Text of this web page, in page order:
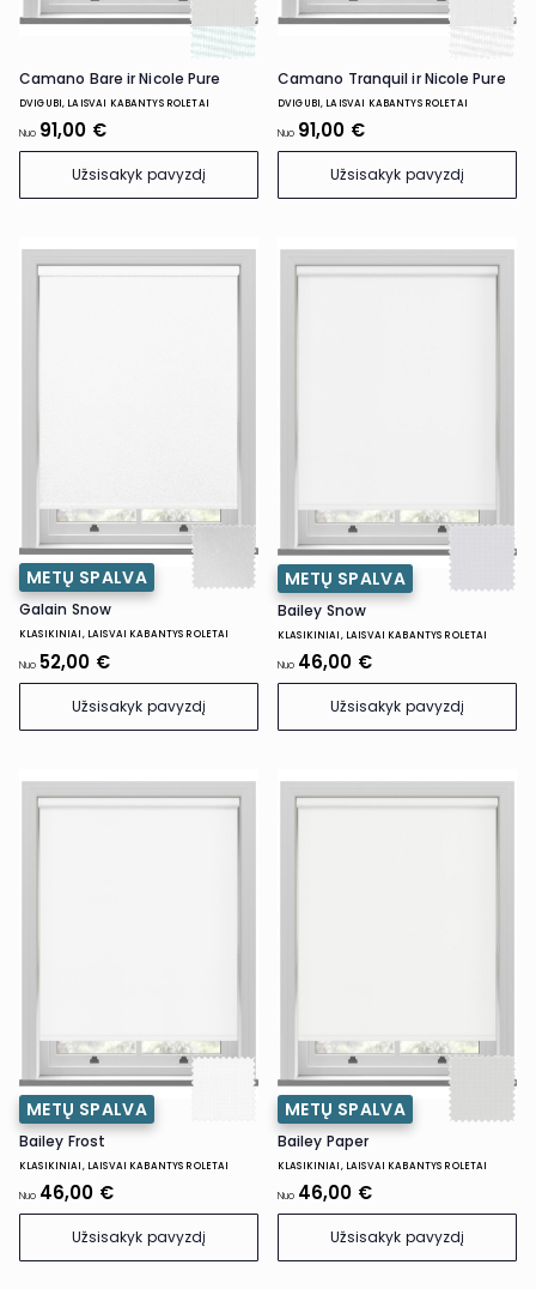
Camano Bare ir Nicole Pure
DVIGUBI, LAISVAI KABANTYS ROLETAI
Nuo 91,00 €
Užsisakyk pavyzdį
Camano Tranquil ir Nicole Pure
DVIGUBI, LAISVAI KABANTYS ROLETAI
Nuo 91,00 €
Užsisakyk pavyzdį
METŲ SPALVA
Galain Snow
KLASIKINIAI, LAISVAI KABANTYS ROLETAI
Nuo 52,00 €
Užsisakyk pavyzdį
METŲ SPALVA
Bailey Snow
KLASIKINIAI, LAISVAI KABANTYS ROLETAI
Nuo 46,00 €
Užsisakyk pavyzdį
METŲ SPALVA
Bailey Frost
KLASIKINIAI, LAISVAI KABANTYS ROLETAI
Nuo 46,00 €
Užsisakyk pavyzdį
METŲ SPALVA
Bailey Paper
KLASIKINIAI, LAISVAI KABANTYS ROLETAI
Nuo 46,00 €
Užsisakyk pavyzdį